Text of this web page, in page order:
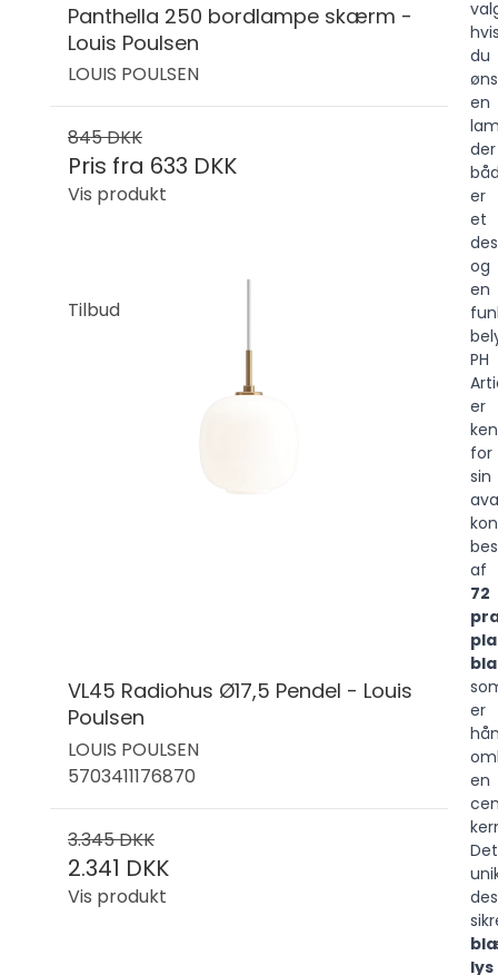
Panthella 250 bordlampe skærm -
Louis Poulsen
LOUIS POULSEN
845 DKK
Pris fra 633 DKK
Vis produkt
Tilbud
VL45 Radiohus Ø17,5 Pendel - Louis
Poulsen
LOUIS POULSEN
5703411176870
3.345 DKK
2.341 DKK
Vis produkt
du
en
der
er
et
og
en
PH
er
for
sin
af
72
er
en
lys